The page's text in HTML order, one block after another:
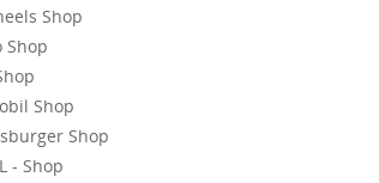
Shop
Shop
Shop
Shop
- Shop